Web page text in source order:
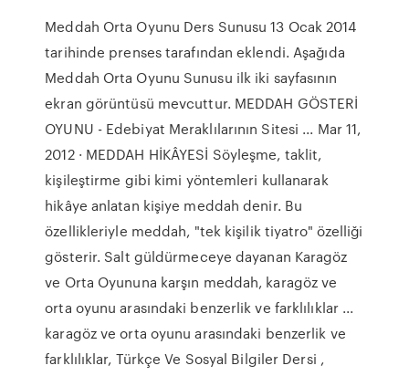
Meddah Orta Oyunu Ders Sunusu 13 Ocak 2014
tarihinde prenses tarafından eklendi. Aşağıda
Meddah Orta Oyunu Sunusu ilk iki sayfasının
ekran görüntüsü mevcuttur. MEDDAH GÖSTERİ
OYUNU - Edebiyat Meraklılarının Sitesi ... Mar 11,
2012 · MEDDAH HİKÂYESİ Söyleşme, taklit,
kişileştirme gibi kimi yöntemleri kullanarak
hikâye anlatan kişiye meddah denir. Bu
özellikleriyle meddah, "tek kişilik tiyatro" özelliği
gösterir. Salt güldürmeceye dayanan Karagöz
ve Orta Oyununa karşın meddah, karagöz ve
orta oyunu arasındaki benzerlik ve farklılıklar ...
karagöz ve orta oyunu arasındaki benzerlik ve
farklılıklar, Türkçe Ve Sosyal Bilgiler Dersi ,